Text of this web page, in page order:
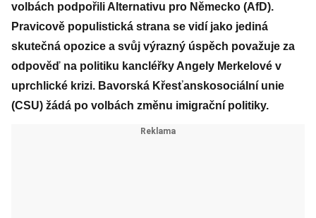
volbách podpořili Alternativu pro Německo (AfD).
Pravicově populistická strana se vidí jako jediná
skutečná opozice a svůj výrazný úspěch považuje za
odpověď na politiku kancléřky Angely Merkelové v
uprchlické krizi. Bavorská Křesťanskosociální unie
(CSU) žádá po volbách změnu imigrační politiky.